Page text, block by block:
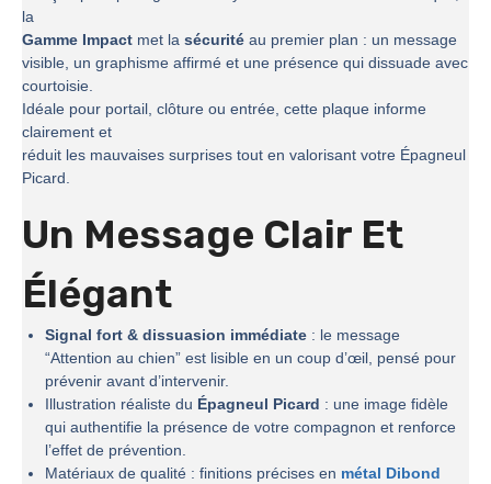
la
Gamme Impact met la sécurité au premier plan : un message
visible, un graphisme affirmé et une présence qui dissuade avec
courtoisie.
Idéale pour portail, clôture ou entrée, cette plaque informe
clairement et
réduit les mauvaises surprises tout en valorisant votre Épagneul
Picard.
Un Message Clair Et
Élégant
Signal fort & dissuasion immédiate : le message
“Attention au chien” est lisible en un coup d’œil, pensé pour
prévenir avant d’intervenir.
Illustration réaliste du Épagneul Picard : une image fidèle
qui authentifie la présence de votre compagnon et renforce
l’effet de prévention.
Matériaux de qualité : finitions précises en métal Dibond